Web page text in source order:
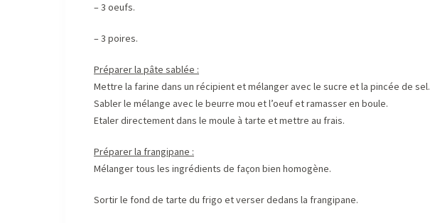
– 3 oeufs.
– 3 poires.
Préparer la pâte sablée :
Mettre la farine dans un récipient et mélanger avec le sucre et la pincée de sel.
Sabler le mélange avec le beurre mou et l’oeuf et ramasser en boule.
Etaler directement dans le moule à tarte et mettre au frais.
Préparer la frangipane :
Mélanger tous les ingrédients de façon bien homogène.
Sortir le fond de tarte du frigo et verser dedans la frangipane.